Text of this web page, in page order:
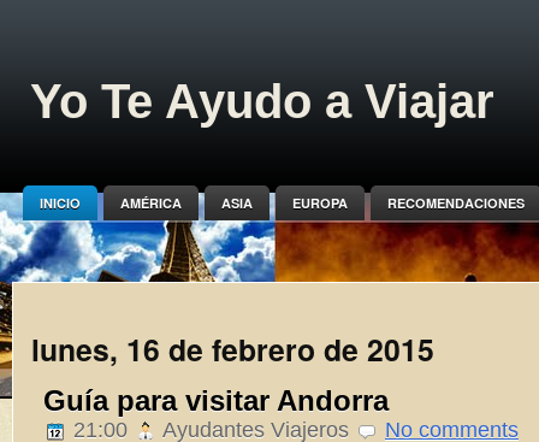
Yo Te Ayudo a Viajar
INICIO AMÉRICA ASIA EUROPA RECOMENDACIONES
lunes, 16 de febrero de 2015
Guía para visitar Andorra
21:00 Ayudantes Viajeros No comments